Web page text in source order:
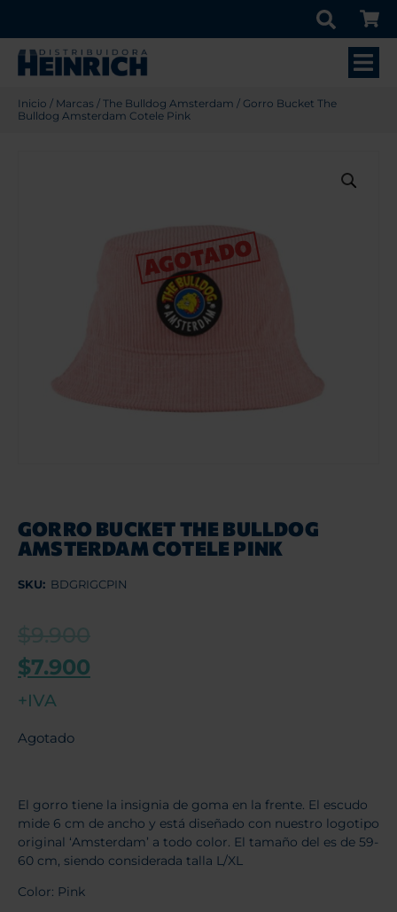
Inicio / Marcas / The Bulldog Amsterdam / Gorro Bucket The
Bulldog Amsterdam Cotele Pink
GORRO BUCKET THE BULLDOG
AMSTERDAM COTELE PINK
SKU: BDGRIGCPIN
$7.900
+IVA
Agotado
El gorro tiene la insignia de goma en la frente. El escudo
mide 6 cm de ancho y está diseñado con nuestro logotipo
original ‘Amsterdam’ a todo color. El tamaño del es de 59-
60 cm, siendo considerada talla L/XL
Color: Pink